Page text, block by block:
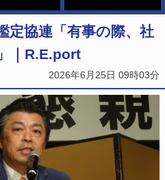
定協連「有事の際、社
｜R.E.port
2026年6月25日 09時03分